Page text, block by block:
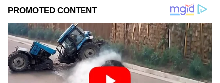
గూగుల్‌లో ఆసక్తికరమైన సమాచారం కోసం ఏసియానెట్ తెలుగు
ను మీ ఫ్రిఫర్డ్ సోర్స్ గా ఎంచుకోండి